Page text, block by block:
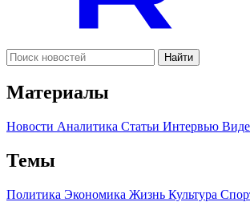
Найти
Материалы
Новости Аналитика Статьи Интервью
Темы
Политика Экономика Жизнь Культура